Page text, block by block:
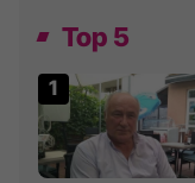
Top 5